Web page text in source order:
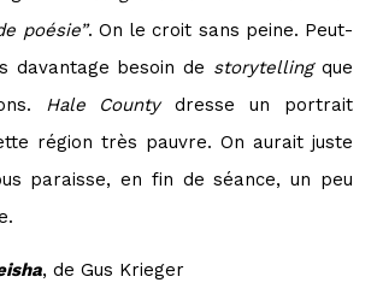
poésie”. On le croit sans peine. Peut-
davantage besoin de storytellingque
Hale Countydresse un portrait
région très pauvre. On aurait juste
paraisse, en fin de séance, un peu
, de Gus Krieger